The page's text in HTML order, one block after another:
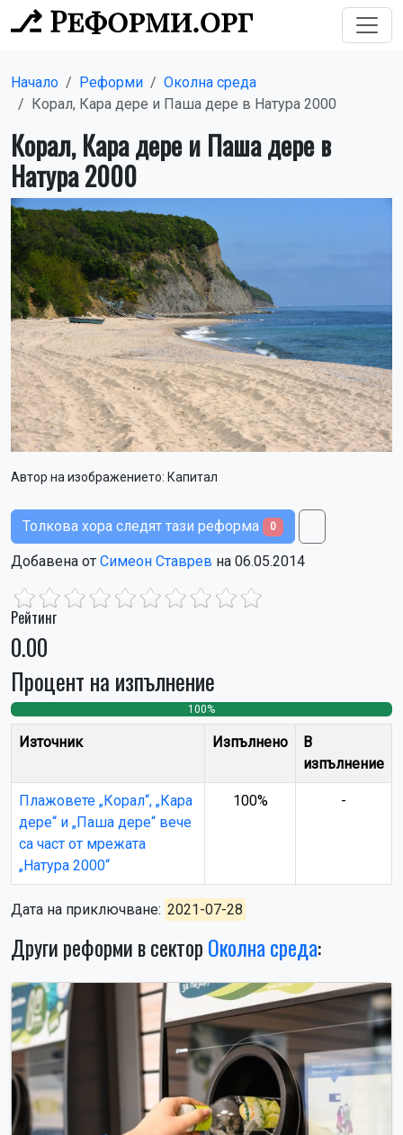
Начало Реформи
Околна среда
Корал, Кара дере и Паша дере в Натура 2000
Корал, Кара дере и Паша дере в
Натура 2000
Автор на изображението: Капитал
Толкова хора следят тази реформа 0
Добавена от Симеон Ставрев на 06.05.2014
Рейтинг
0.00
Процент на изпълнение
100%
Източник Изпълнено
В
изпълнение
Плажовете „Корал“, „Кара
дере“ и „Паша дере“ вече
са част от мрежата
„Натура 2000“
100% -
Дата на приключване: 2021-07-28
Други реформи в сектор Околна среда: